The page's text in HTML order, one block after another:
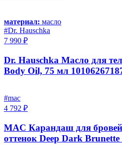
материал: масло
#Dr. Hauschka
7 990 ₽
Dr. Hauschka Масло для
Body Oil, 75 мл
#mac
4 792 ₽
MAC Карандаш для
оттенок Deep Dark Brunette